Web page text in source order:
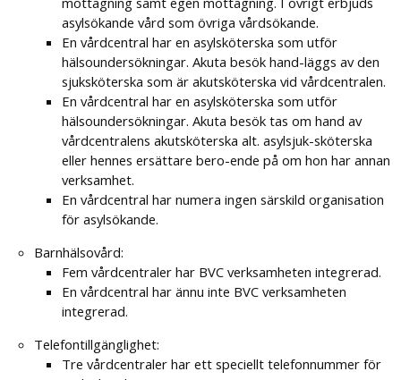
asylsökande vård som övriga vårdsökande.
En vårdcentral har en asylsköterska som utför
hälsoundersökningar. Akuta besök hand-läggs av den
sjuksköterska som är akutsköterska vid vårdcentralen.
En vårdcentral har en asylsköterska som utför
hälsoundersökningar. Akuta besök tas om hand av
vårdcentralens akutsköterska alt. asylsjuk-sköterska
eller hennes ersättare bero-ende på om hon har annan
verksamhet.
En vårdcentral har numera ingen särskild organisation
för asylsökande.
Barnhälsovård:
Fem vårdcentraler har BVC verksamheten integrerad.
En vårdcentral har ännu inte BVC verksamheten
integrerad.
Telefontillgänglighet:
Tre vårdcentraler har ett speciellt telefonnummer för